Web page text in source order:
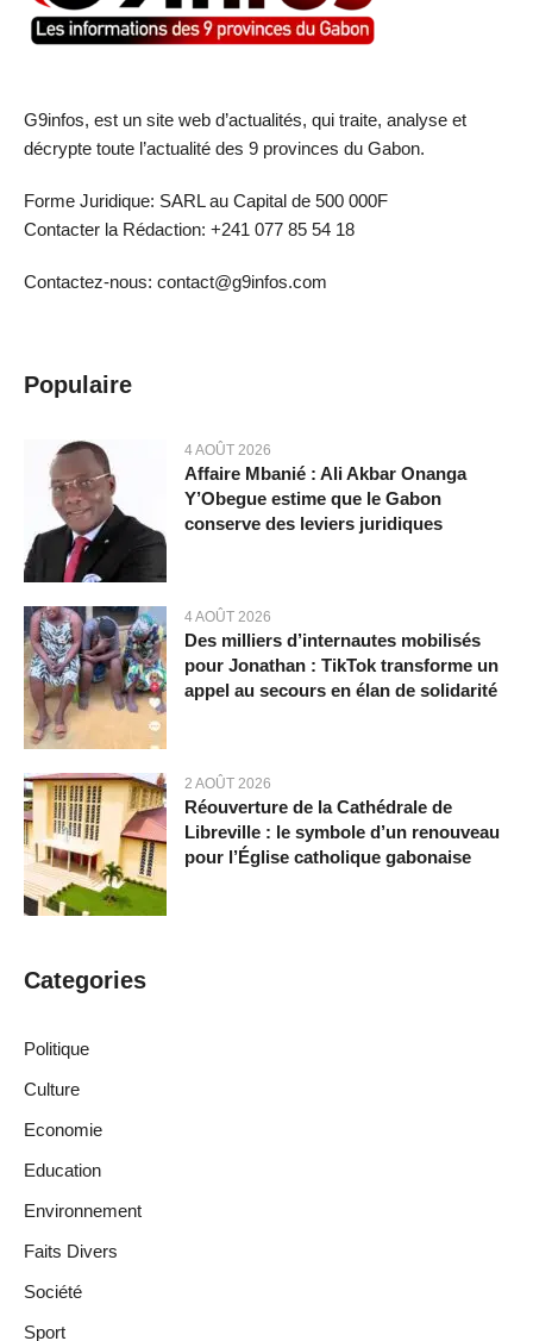
G9infos, est un site web d’actualités, qui traite, analyse et
décrypte toute l’actualité des 9 provinces du Gabon.
Forme Juridique: SARL au Capital de 500 000F
Contacter la Rédaction: +241 077 85 54 18
Contactez-nous: contact@g9infos.com
Populaire
4 AOÛT 2026
Affaire Mbanié : Ali Akbar Onanga
Y’Obegue estime que le Gabon
conserve des leviers juridiques
4 AOÛT 2026
Des milliers d’internautes mobilisés
pour Jonathan : TikTok transforme un
appel au secours en élan de solidarité
2 AOÛT 2026
Réouverture de la Cathédrale de
Libreville : le symbole d’un renouveau
pour l’Église catholique gabonaise
Categories
Politique
Culture
Economie
Education
Environnement
Faits Divers
Société
Sport